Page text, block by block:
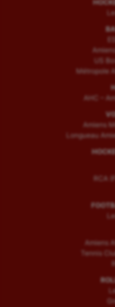
Water-polo
US
Métropole
AHC –
Amiens
Longueau
RCA
Amiens
Tennis